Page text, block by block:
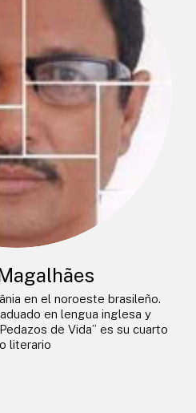
en el noroeste brasileño.
en lengua inglesa y
de Vida” es su cuarto
literario